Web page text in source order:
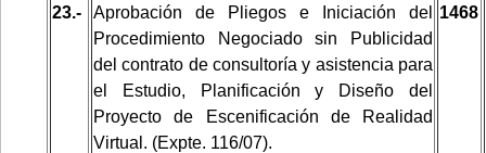
23.-
Aprobación de Pliegos e Iniciación del
Procedimiento Negociado sin Publicidad
del contrato de consultoría y asistencia para
el Estudio, Planificación y Diseño del
Proyecto de Escenificación de Realidad
Virtual. (Expte. 116/07).
1468